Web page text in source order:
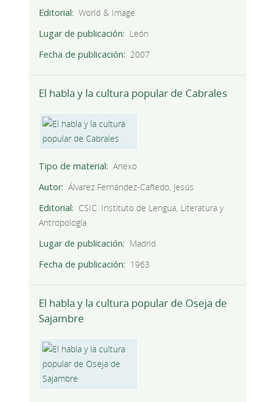
Editorial
World & Image
Lugar de publicación
León
Fecha de publicación
2007
El habla y la cultura popular de Cabrales
Tipo de material
Anexo
Autor
Álvarez Fernández-Cañedo, Jesús
Editorial
CSIC. Instituto de Lengua, Literatura y
Antropología
Lugar de publicación
Madrid
Fecha de publicación
1963
El habla y la cultura popular de Oseja de
Sajambre